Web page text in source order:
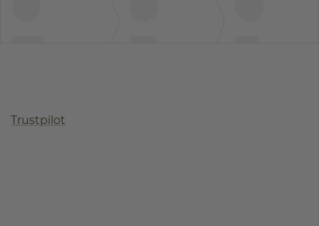
Trustpilot